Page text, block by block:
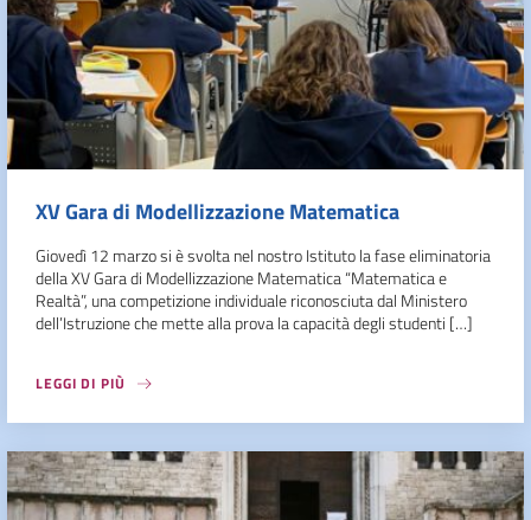
XV Gara di Modellizzazione Matematica
Giovedì 12 marzo si è svolta nel nostro Istituto la fase eliminatoria
della XV Gara di Modellizzazione Matematica “Matematica e
Realtà”, una competizione individuale riconosciuta dal Ministero
dell’Istruzione che mette alla prova la capacità degli studenti […]
LEGGI DI PIÙ